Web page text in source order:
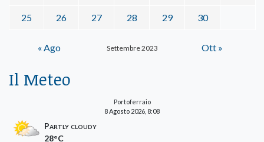
Settembre 2023
25 26 27 28 29 30
« Ago Ott »
Il Meteo
Portoferraio
8 Agosto 2026, 8:08
Partly cloudy
28°C